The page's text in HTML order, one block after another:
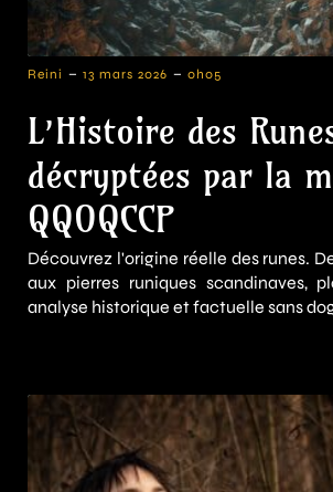
Reini - 13 mars 2026 - 0h05
L’Histoire des
décryptées par la
QQOQCCP
Découvrez l'origine réelle des runes.
aux pierres runiques scandinaves,
analyse historique et factuelle sans